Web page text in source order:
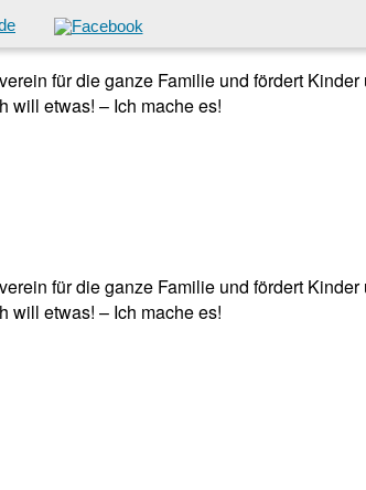
für die ganze Familie und fördert
will etwas! – Ich mache es!
für die ganze Familie und fördert
will etwas! – Ich mache es!